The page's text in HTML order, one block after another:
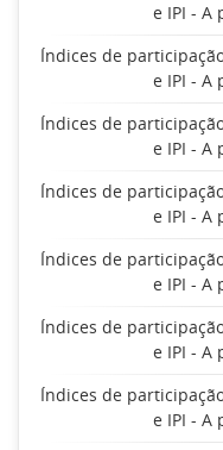
e IPI - A
Índices de
e IPI - A
Índices de
e IPI - A
Índices de
e IPI - A
Índices de
e IPI - A
Índices de
e IPI - A
Índices de
e IPI - A